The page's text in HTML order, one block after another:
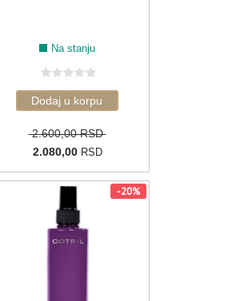
Na stanju
2.600,00 RSD
2.080,00RSD
-20%